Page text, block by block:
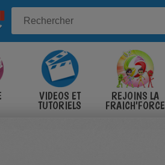
VIDÉOS ET
TUTORIELS
REJOINS LA
FRAICH'FORCE